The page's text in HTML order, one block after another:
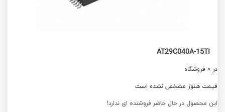
AT29C040A-15TI
در 0 فروشگاه
قیمت هنوز مشخص نشده است
این محصول در حال حاضر فروشنده ای ندارد!